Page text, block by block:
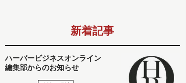
新着記事
ハーバービジネスオンライン
編集部からのお知らせ